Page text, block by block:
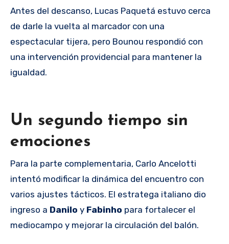
Antes del descanso, Lucas Paquetá estuvo cerca
de darle la vuelta al marcador con una
espectacular tijera, pero Bounou respondió con
una intervención providencial para mantener la
igualdad.
Un segundo tiempo sin
emociones
Para la parte complementaria, Carlo Ancelotti
intentó modificar la dinámica del encuentro con
varios ajustes tácticos. El estratega italiano dio
ingreso a Danilo y Fabinho para fortalecer el
mediocampo y mejorar la circulación del balón.